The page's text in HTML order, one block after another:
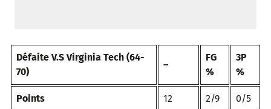
Défaite V.S Virginia Tech (64-
70)
–
FG
%
3P
%
Points 12 2/9 0/5